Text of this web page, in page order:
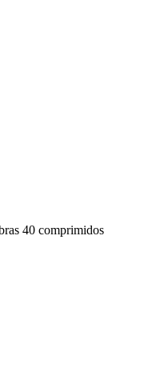
40 comprimidos